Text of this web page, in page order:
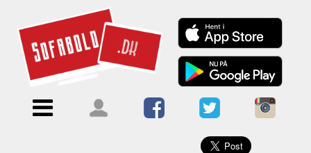
Menu
ForsideKalendere
Blogs
Om
Sofabold
×